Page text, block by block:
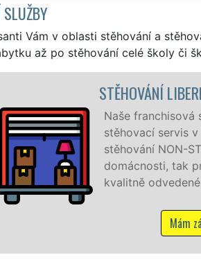
Vám v oblasti stěhování a
až po stěhování celé školy či
kompletní
a kvalitní služby
jak pro
a se zárukou